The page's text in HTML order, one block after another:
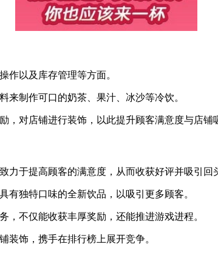
作以及库存管理等方面。
来制作可口的奶茶、果汁、冰沙等冷饮。
对店铺进行装饰，以此提升顾客满意度与店铺
于提高顾客的满意度，从而收获好评并吸引回
有独特口味的全新饮品，以吸引更多顾客。
，不仅能收获丰厚奖励，还能推进游戏进程。
装饰，携手在排行榜上展开竞争。